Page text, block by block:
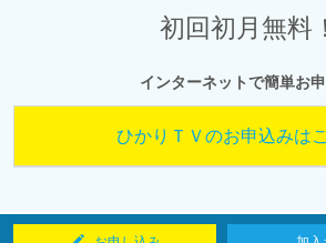
初回初月無料！
インターネットで簡単お
ひかりＴＶのお申込みは